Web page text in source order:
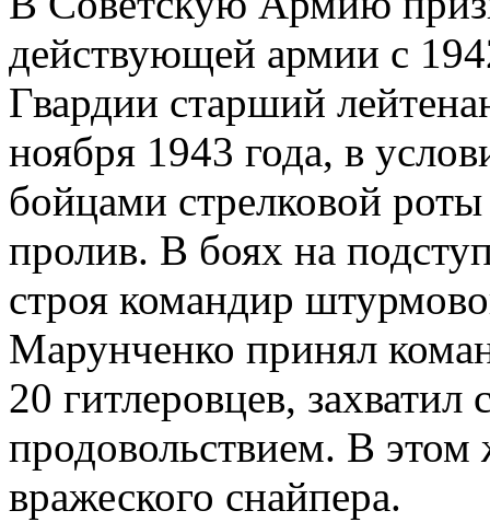
действующей армии с
Гвардии старший
ноября 1943 года, в
бойцами стрелковой
пролив. В боях на
строя командир
Марунченко принял
20 гитлеровцев,
продовольствием. В
вражеского снайпера.